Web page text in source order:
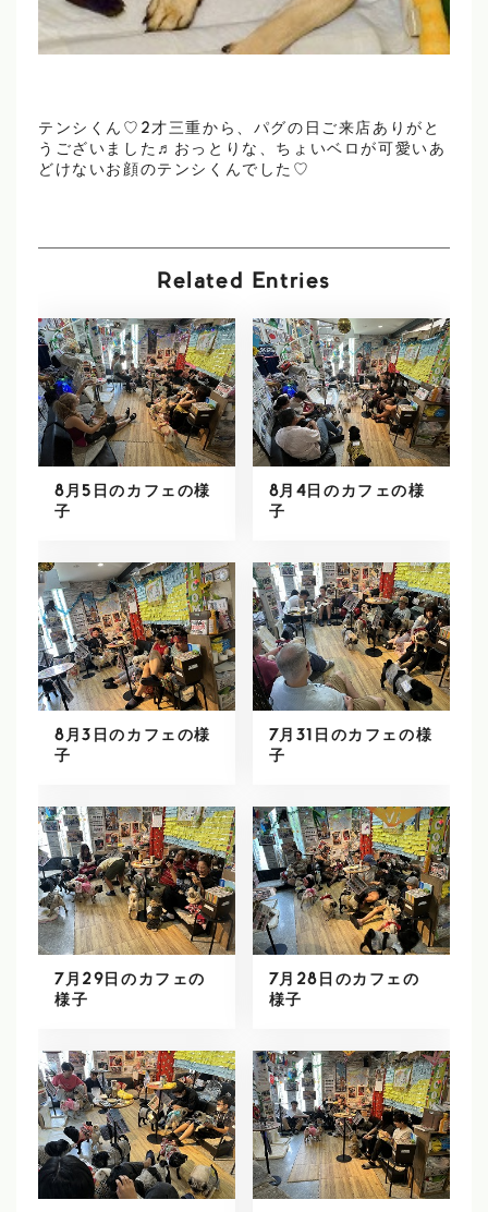
テンシくん♡2才三重から、パグの日ご来店ありがと
うございました♬おっとりな、ちょいベロが可愛いあ
どけないお顔のテンシくんでした♡
Related Entries
8月5日のカフェの様
子
8月4日のカフェの様
子
8月3日のカフェの様
子
7月31日のカフェの様
子
7月29日のカフェの
様子
7月28日のカフェの
様子